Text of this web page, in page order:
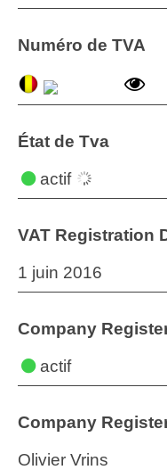
Numéro de TVA
État de Tva
actif
VAT Registration
1 juin 2016
Company
actif
Company
Olivier Vrins